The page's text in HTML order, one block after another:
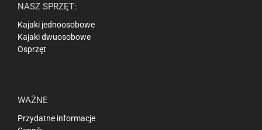
NASZ SPRZĘT:
Kajaki jednoosobowe
Kajaki dwuosobowe
Osprzęt
WAŻNE
Przydatne informacje